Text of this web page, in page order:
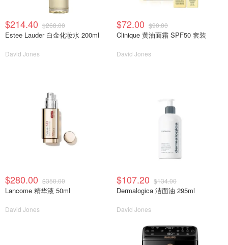
$214.40 $268.00
Estee Lauder 白金化妆水 200ml
David Jones
$72.00 $90.00
Clinique 黄油面霜 SPF50 套装
David Jones
$280.00 $350.00
Lancome 精华液 50ml
David Jones
$107.20 $134.00
Dermalogica 洁面油 295ml
David Jones